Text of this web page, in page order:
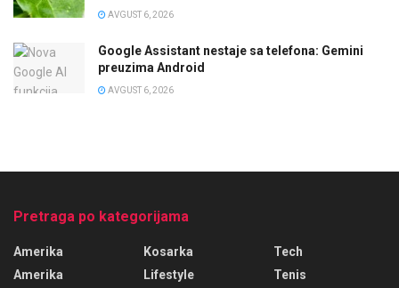
AVGUST 6, 2026
Google Assistant nestaje sa telefona: Gemini
preuzima Android
AVGUST 6, 2026
Pretraga po kategorijama
Amerika
Amerika
Kosarka
Lifestyle
Tech
Tenis